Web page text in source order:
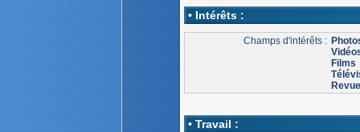
• Intérêts :
Champs d'intérêts :
Films
• Travail :